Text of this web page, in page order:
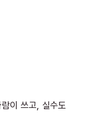
이 쓰고, 실수도